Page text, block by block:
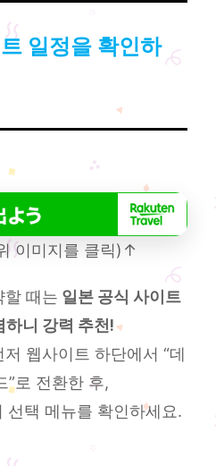
일정을 확인하
이미지를 클릭)↑
할 때는 일본 공식 사이트
하니 강력 추천!
웹사이트 하단에서 “데
”로 전환한 후,
선택 메뉴를 확인하세요.